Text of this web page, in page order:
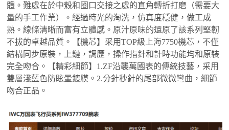
體。難處在於中殼和圈口交接之處的直角轉折打磨（需要大
量的手工作業）。經過時光的淘洗，仿真度穩健，做工成
熟。線條清晰而富有立體感。原汁原味的還原了該系列堅韌
不拔的卓越品質。【機芯】采用TOP級上海7750機芯，不僅
結構同步原裝，上鏈，調歷，操作指針和計時功能均和原裝
完全吻合。【精彩細節】1.ZF沿襲萬國表的傳統技藝，采用
雙層淺藍色防眩暈鍍膜。2.分針秒針的尾部微微彎曲，細節
吻合正品。